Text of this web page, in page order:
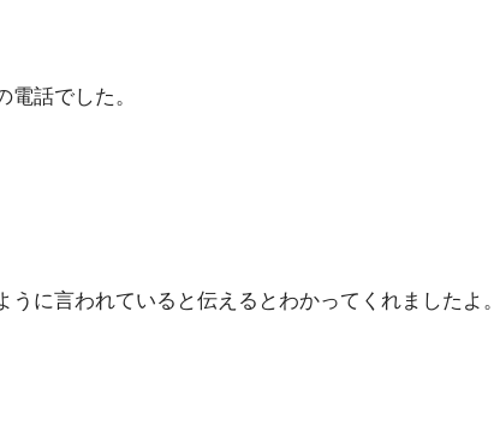
話でした。
に言われていると伝えるとわかってくれましたよ。